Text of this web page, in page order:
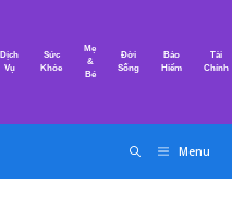
Dịch
Vụ
Sức
Khỏe
Mẹ
&
Bé
Đời
Sống
Bảo
Hiểm
Tài
Chính
Menu